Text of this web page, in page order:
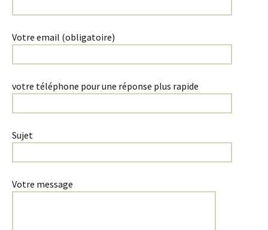
Votre email (obligatoire)
votre téléphone pour une réponse plus rapide
Sujet
Votre message